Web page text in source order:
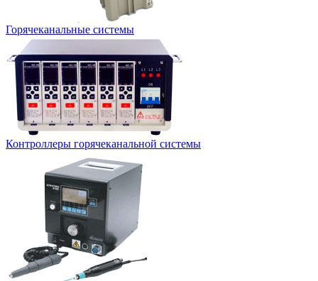
Горячеканальные системы
Контроллеры горячеканальной системы